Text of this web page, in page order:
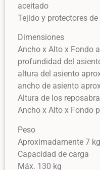
aceitado
Tejido y protectores
Dimensiones
Ancho x Alto x Fondo
profundidad del
altura del asiento
ancho de asiento
Altura de los
Ancho x Alto x Fondo
Peso
Aproximadamente 7 kg
Capacidad de carga
Máx. 130 kg